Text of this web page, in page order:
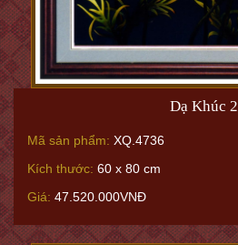
Dạ Khúc 2
Mã sản phẩm: XQ.4736
Kích thước: 60 x 80 cm
Giá: 47.520.000VNĐ